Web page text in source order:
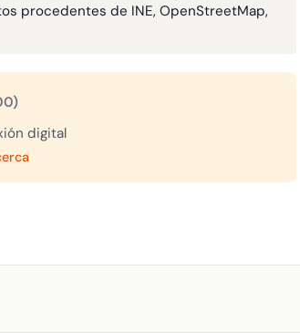
procedentes de INE, OpenStreetMap,
digital